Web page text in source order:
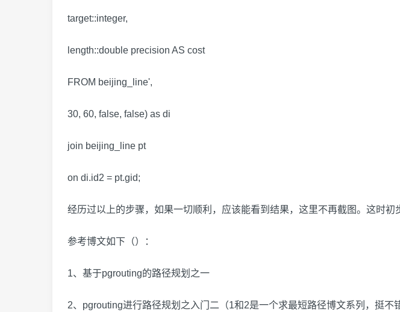
target::integer,
length::double precision AS cost
FROM beijing_line',
30, 60, false, false) as di
join beijing_line pt
on di.id2 = pt.gid;
经历过以上的步骤，如果一切顺利，应该能看到结果，这里不再截图。这时初
参考博文如下（）：
1、 基于pgrouting的路径规划之一
2、 pgrouting进行路径规划之入门二 （1和2是一个求最短路径博文系列，挺